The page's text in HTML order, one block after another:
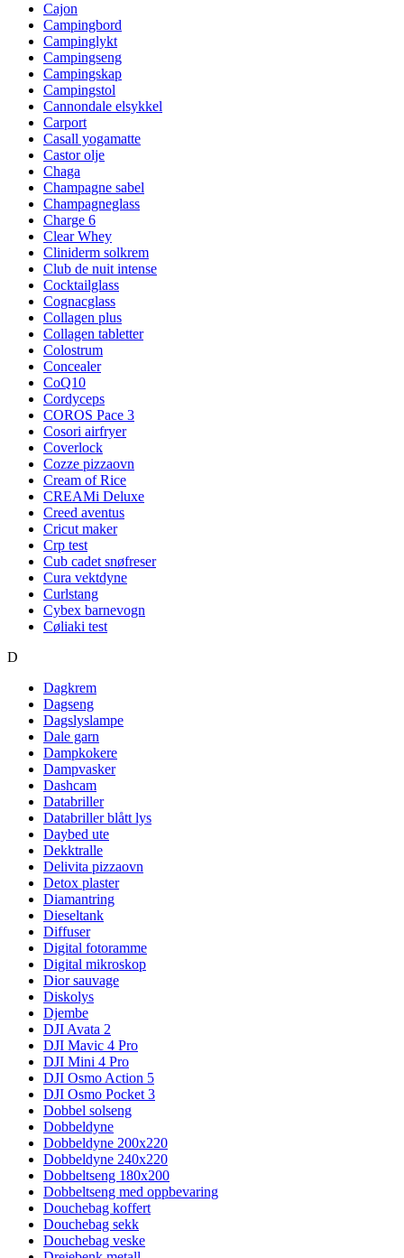
Cajon
Campingbord
Campinglykt
Campingseng
Campingskap
Campingstol
Cannondale elsykkel
Carport
Casall yogamatte
Castor olje
Chaga
Champagne sabel
Champagneglass
Charge 6
Clear Whey
Cliniderm solkrem
Club de nuit intense
Cocktailglass
Cognacglass
Collagen plus
Collagen tabletter
Colostrum
Concealer
CoQ10
Cordyceps
COROS Pace 3
Cosori airfryer
Coverlock
Cozze pizzaovn
Cream of Rice
CREAMi Deluxe
Creed aventus
Cricut maker
Crp test
Cub cadet snøfreser
Cura vektdyne
Curlstang
Cybex barnevogn
Cøliaki test
D
Dagkrem
Dagseng
Dagslyslampe
Dale garn
Dampkokere
Dampvasker
Dashcam
Databriller
Databriller blått lys
Daybed ute
Dekktralle
Delivita pizzaovn
Detox plaster
Diamantring
Dieseltank
Diffuser
Digital fotoramme
Digital mikroskop
Dior sauvage
Diskolys
Djembe
DJI Avata 2
DJI Mavic 4 Pro
DJI Mini 4 Pro
DJI Osmo Action 5
DJI Osmo Pocket 3
Dobbel solseng
Dobbeldyne
Dobbeldyne 200x220
Dobbeldyne 240x220
Dobbeltseng 180x200
Dobbeltseng med oppbevaring
Douchebag koffert
Douchebag sekk
Douchebag veske